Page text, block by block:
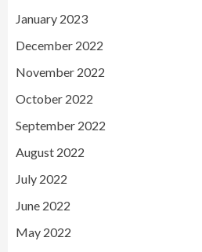
January 2023
December 2022
November 2022
October 2022
September 2022
August 2022
July 2022
June 2022
May 2022